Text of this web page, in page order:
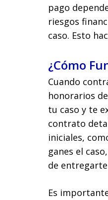
pago
riesgos
caso. Esto
¿Cómo
Cuando
honorarios
tu caso y te
contrato
iniciales,
ganes el
de
Es